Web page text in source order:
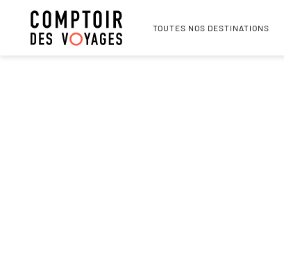
TOUTES NOS DESTINATIONS